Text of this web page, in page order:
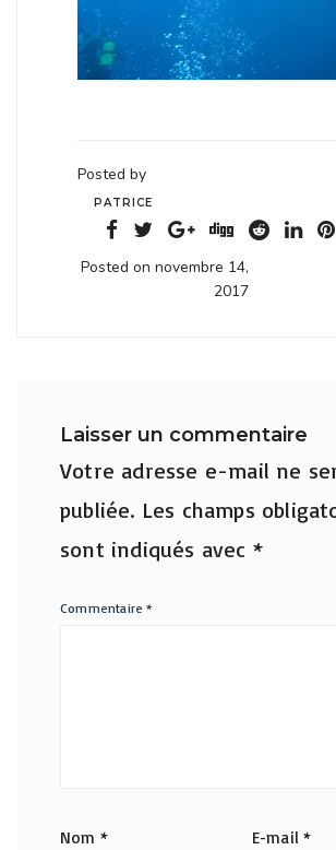
Posted by
PATRICE
Posted on novembre 14,
2017
Laisser un commentaire
Votre adresse e-mail ne
publiée. Les champs
sont indiqués avec *
Commentaire*
Nom * E-mail*